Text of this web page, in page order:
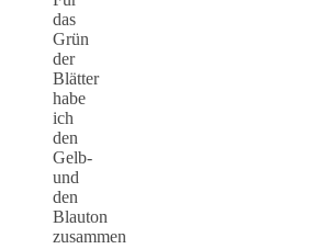
das
Grün
der
Blätter
habe
ich
den
Gelb-
und
den
Blauton
zusammen